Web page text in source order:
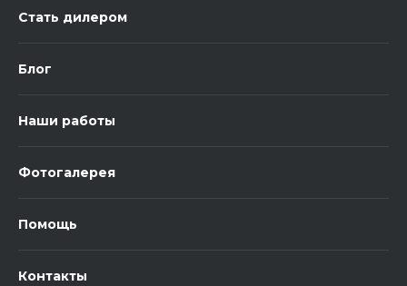
Стать дилером
Блог
Наши работы
Фотогалерея
Помощь
Контакты